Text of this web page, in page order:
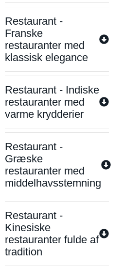
Restaurant -
Franske
restauranter med
klassisk elegance
Restaurant - Indiske
restauranter med
varme krydderier
Restaurant -
Græske
restauranter med
middelhavsstemning
Restaurant -
Kinesiske
restauranter fulde af
tradition